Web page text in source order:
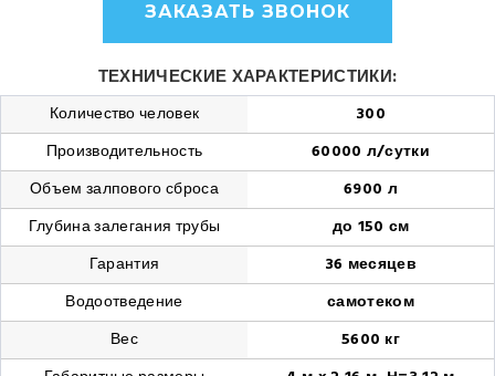
ЗАКАЗАТЬ ЗВОНОК
ТЕХНИЧЕСКИЕ ХАРАКТЕРИСТИКИ:
Количество человек
300
Производительность
60000 л/сутки
Объем залпового сброса
6900 л
Глубина залегания трубы
до 150 см
Гарантия
36 месяцев
Водоотведение
самотеком
Вес
5600 кг